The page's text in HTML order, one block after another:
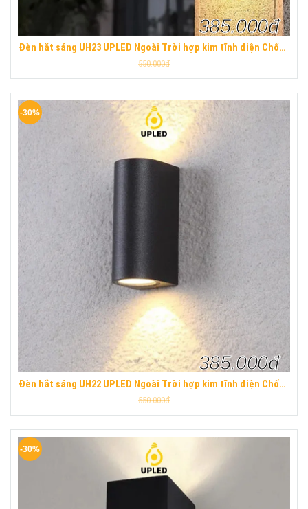
Đèn hắt sáng UH23 UPLED Ngoài Trời hợp kim tĩnh điện Chống
Nước hiện đại
385.000đ
550.000đ
Đèn hắt sáng UH22 UPLED Ngoài Trời hợp kim tĩnh điện Chống
Nước hiện đại
385.000đ
550.000đ
-30%
-30%